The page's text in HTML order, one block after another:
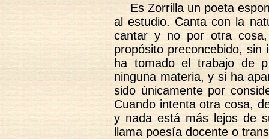
Es Zorrilla un poeta
al estudio. Canta con la
cantar y no por otra
propósito preconcebido,
ha tomado el trabajo de
ninguna materia, y si ha
sido únicamente por
Cuando intenta otra cosa,
y nada está más lejos de
llama poesía docente o